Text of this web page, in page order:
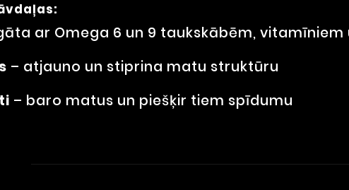
ar Omega 6 un 9 taukskābēm,
– atjauno un stiprina matu struktūru
– baro matus un piešķir tiem spīdumu